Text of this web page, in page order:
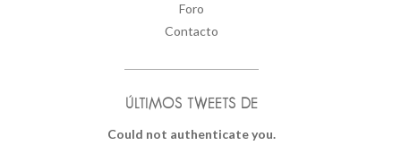
Foro
Contacto
ÚLTIMOS TWEETS DE
Could not authenticate you.